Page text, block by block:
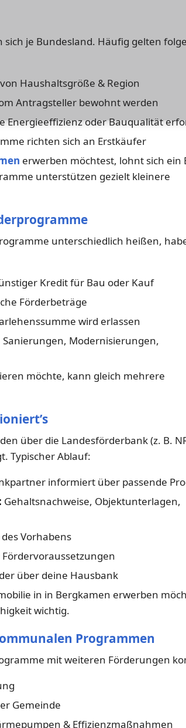
je Bundesland. Häufig gelten
Haushaltsgröße & Region
Antragsteller bewohnt werden
Energieeffizienz oder Bauqualität
richten sich an Erstkäufer
erwerben möchtest, lohnt sich ein
unterstützen gezielt kleinere
unterschiedlich heißen,
Kredit für Bau oder Kauf
Förderbeträge
wird erlassen
Sanierungen, Modernisierungen,
möchte, kann gleich mehrere
über die Landesförderbank (z. B.
Typischer Ablauf:
informiert über passende
Gehaltsnachweise, Objektunterlagen,
Vorhabens
über deine Hausbank
in in Bergkamen erwerben
wichtig.
Programmen
mit weiteren Förderungen
Gemeinde
& Effizienzmaßnahmen